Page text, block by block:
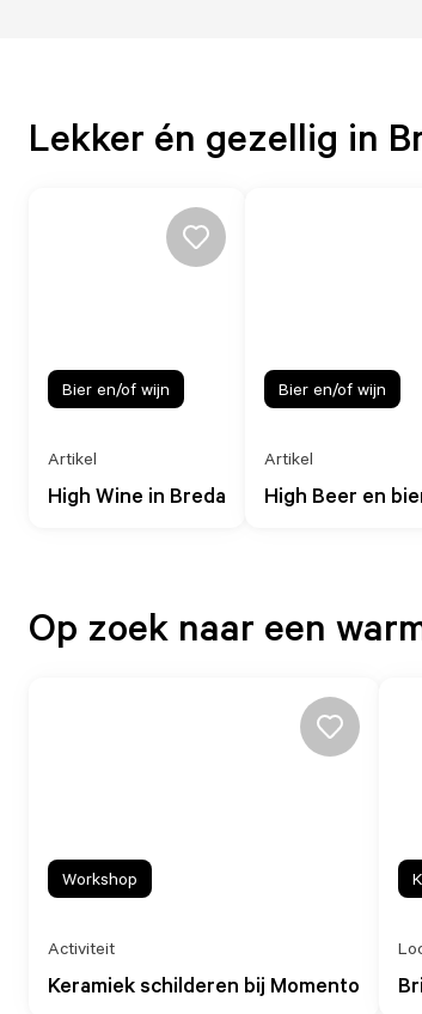
Lekker én gezellig in
High Wine in Breda
Artikel
Bier en/of wijn
High Beer en
Artikel
Bier en/of wijn
Op zoek naar een
Keramiek schilderen bij Momento
Activiteit
Workshop